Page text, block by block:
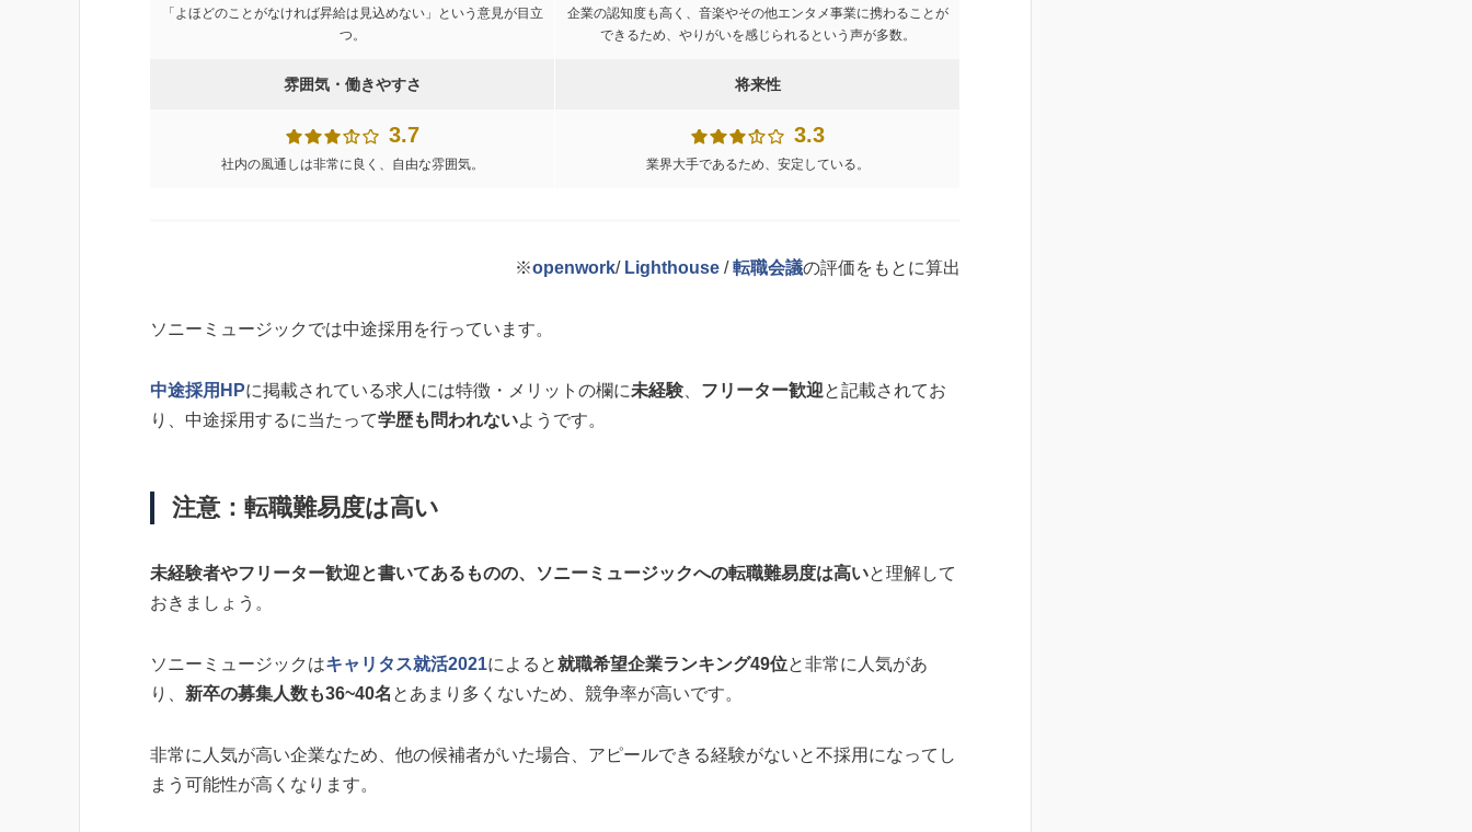
「よほどのことがなければ昇給は見込めない」という意見が目立
つ。
企業の認知度も高く、音楽やその他エンタメ事業に携わることが
できるため、やりがいを感じられるという声が多数。
雰囲気・働きやすさ
3.7
社内の風通しは非常に良く、自由な雰囲気。
将来性
3.3
業界大手であるため、安定している。
※openwork/ Lighthouse /転職会議の評価をもとに算出
ソニーミュージックでは中途採用を行っています。
中途採用HPに掲載されている求人には特徴・メリットの欄に未経験 フリーター歓迎と記載されてお
り、中途採用するに当たって学歴も問われないようです。
注意：転職難易度は高い
未経験者やフリーター歓迎と書いてあるものの、ソニーミュージックへの転職難易度は高いと理解して
おきましょう。
ソニーミュージックはキャリタス就活2021によると就職希望企業ランキング49位と非常に人気があ
り、 新卒の募集人数も36~40名 とあまり多くないため、競争率が高いです。
非常に人気が高い企業なため、他の候補者がいた場合、アピールできる経験がないと不採用になってし
まう可能性が高くなります。